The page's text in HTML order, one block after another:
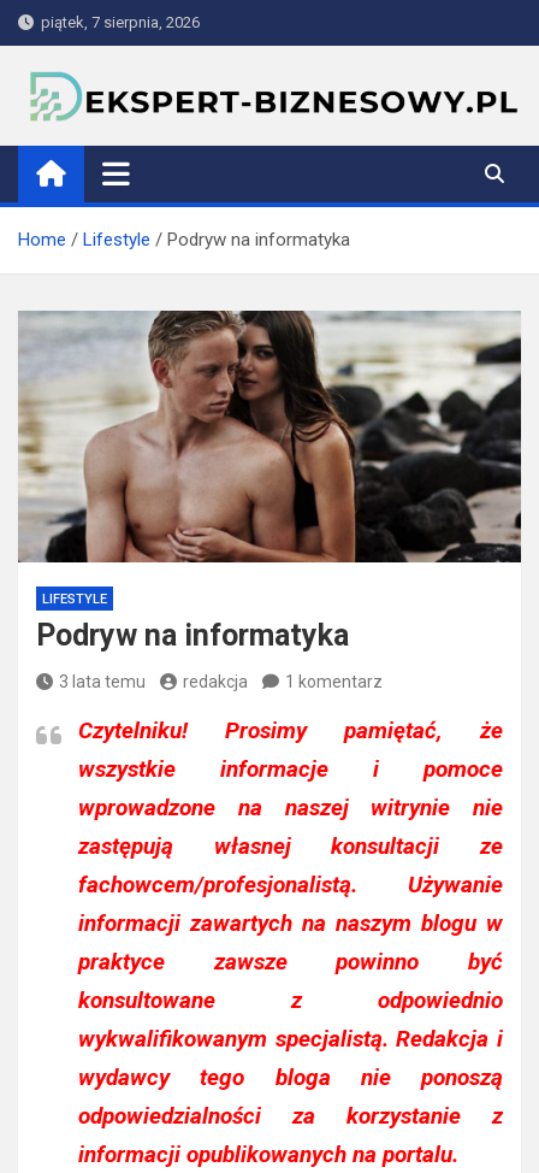
Skip
to
content
piątek, 7 sierpnia, 2026
ekspert-biznesowy.pl
Home Lifestyle Podryw na informatyka
LIFESTYLE
Podryw na informatyka
3 lata temu redakcja 1 komentarz
Czytelniku!Prosimy pamiętać, że
wszystkie informacje i pomoce
wprowadzone na naszej witrynie nie
zastępują własnej konsultacji ze
fachowcem/profesjonalistą. Używanie
informacji zawartych na naszym blogu w
praktyce zawsze powinno być
konsultowane z odpowiednio
wykwalifikowanym specjalistą. Redakcja i
wydawcy tego bloga nie ponoszą
odpowiedzialności za korzystanie z
informacji opublikowanych na portalu.